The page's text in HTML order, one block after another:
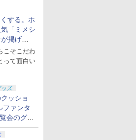
する。ホ
「ミメシ
掲げ
は？【講
こそこだわ
って面白い
ッズ
ッショ
ファンタ
会のグッ